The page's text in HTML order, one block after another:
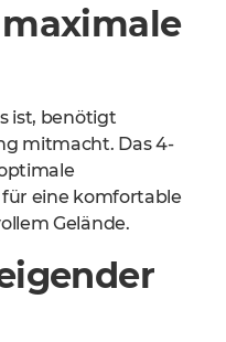
ist, benötigt
mitmacht. Das 4-
eine komfortable
Gelände.